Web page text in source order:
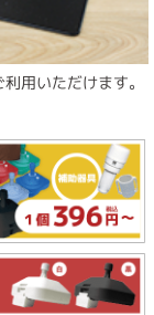
用いただけます。